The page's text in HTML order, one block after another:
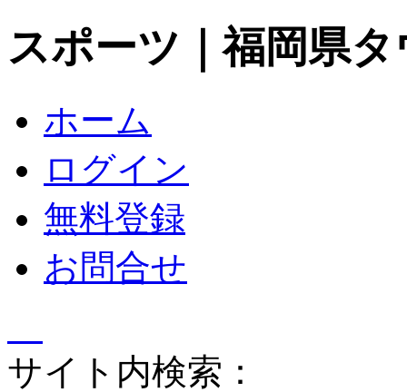
スポーツ｜福岡県
ホーム
ログイン
無料登録
お問合せ
サイト内検索：